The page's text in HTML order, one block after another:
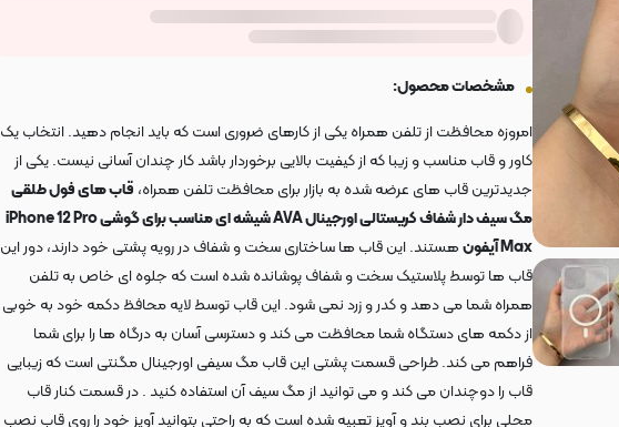
مشخصات محصول:
امروزه محافظت از تلفن همراه یکی از کارهای ضروری است که باید انجام دهید. انتخاب یک
کاور و قاب مناسب و زیبا که از کیفیت بالایی برخوردار باشد کار چندان آسانی نیست. یکی از
جدیدترین قاب های عرضه شده به بازار برای محافظت تلفن همراه، قاب های فول طلقی
مگ سیف دار شفاف کریستالی اورجینال AVA شیشه ای مناسب برای گوشی iPhone 12 Pro
Max آیفون
هستند. این قاب ها ساختاری سخت و شفاف در رویه پشتی خود دارند، دور این
قاب ها توسط پلاستیک سخت و شفاف پوشانده شده است که جلوه ای خاص به تلفن
همراه شما می دهد و کدر و زرد نمی شود. این قاب توسط لایه محافظ دکمه خود به خوبی
از دکمه های دستگاه شما محافظت می کند و دسترسی آسان به درگاه ها را برای شما
فراهم می کند. طراحی قسمت پشتی این قاب مگ سیفی اورجینال مگنتی است که زیبایی
قاب را دوچندان می کند و می توانید از مگ سیف آن استفاده کنید .در قسمت کنار قاب
محلی برای نصب بند و آویز تعبیه شده است که به راحتی بتوانید آویز خود را روی قاب نصب